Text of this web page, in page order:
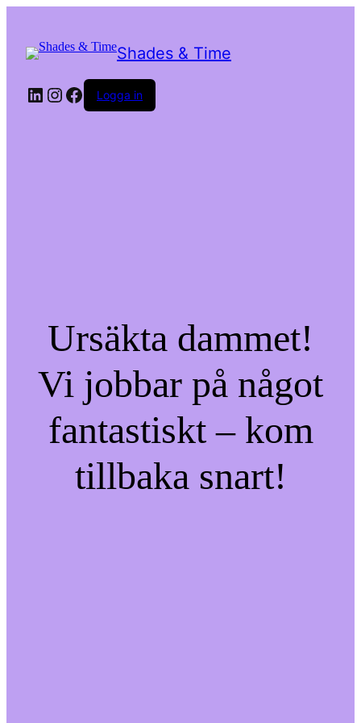
Shades & Time
LinkedIn
Instagram
Facebook
Logga in
Ursäkta dammet!
Vi jobbar på något
fantastiskt – kom
tillbaka snart!